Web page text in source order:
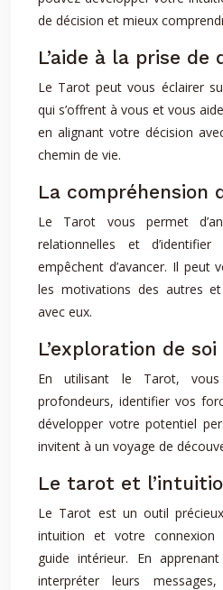
de décision et mieux
L’aide à la prise de
Le Tarot peut vous éclairer
qui s’offrent à vous et vous
en alignant votre décision
chemin de vie.
La compréhension
Le Tarot vous permet
relationnelles et
empêchent d’avancer. Il peut
les motivations des autres
avec eux.
L’exploration de soi
En utilisant le Tarot,
profondeurs, identifier vos
développer votre potentiel
invitent à un voyage de
Le tarot et
Le Tarot est un outil
intuition et votre connexion
guide intérieur. En
interpréter leurs